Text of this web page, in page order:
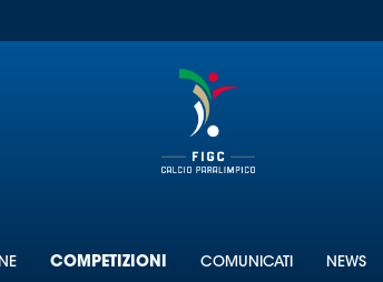
COMPETIZIONI COMUNICATI NEWS